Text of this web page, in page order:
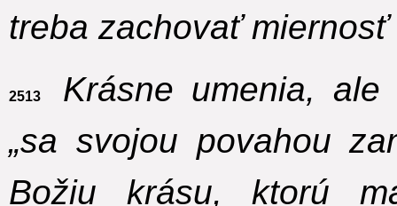
treba zachovať
2513
Krásne umenia,
„sa svojou povahou
Božiu krásu, ktorú